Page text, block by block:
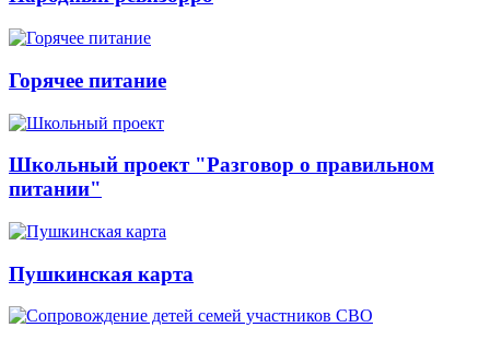
Горячее питание
Школьный проект "Разговор о правильном
питании"
Пушкинская карта